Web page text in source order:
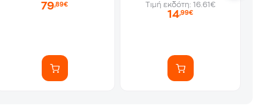
79,89€
Τιμή εκδότη: 16.61€
14,99€